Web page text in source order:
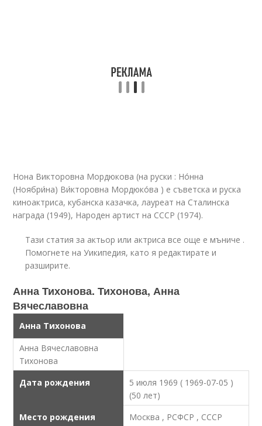
Нона Викторовна Мордюкова (на руски : Но́нна
(Ноябри́на) Ви́кторовна Мордюко́ва ) е съветска и руска
киноактриса, кубанска казачка, лауреат на Сталинска
награда (1949), Народен артист на СССР (1974).
Тази статия за актьор или актриса все още е мъниче .
Помогнете на Уикипедия, като я редактирате и
разширите.
Анна Тихонова. Тихонова, Анна
Вячеславовна
Анна Тихонова
Анна Вячеславовна
Тихонова
Дата рождения
5 июля 1969 ( 1969-07-05 )
(50 лет)
Место рождения
Москва , РСФСР , СССР